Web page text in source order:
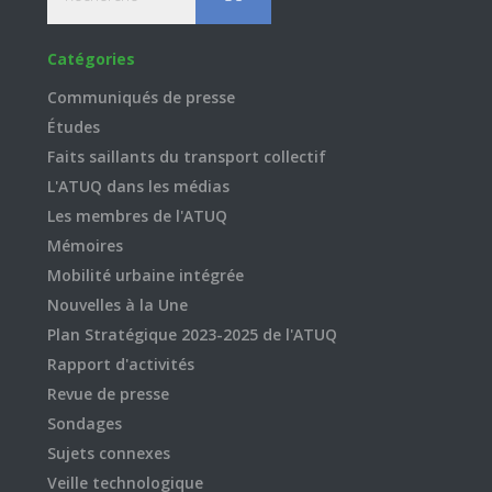
Catégories
Communiqués de presse
Études
Faits saillants du transport collectif
L'ATUQ dans les médias
Les membres de l'ATUQ
Mémoires
Mobilité urbaine intégrée
Nouvelles à la Une
Plan Stratégique 2023-2025 de l'ATUQ
Rapport d'activités
Revue de presse
Sondages
Sujets connexes
Veille technologique